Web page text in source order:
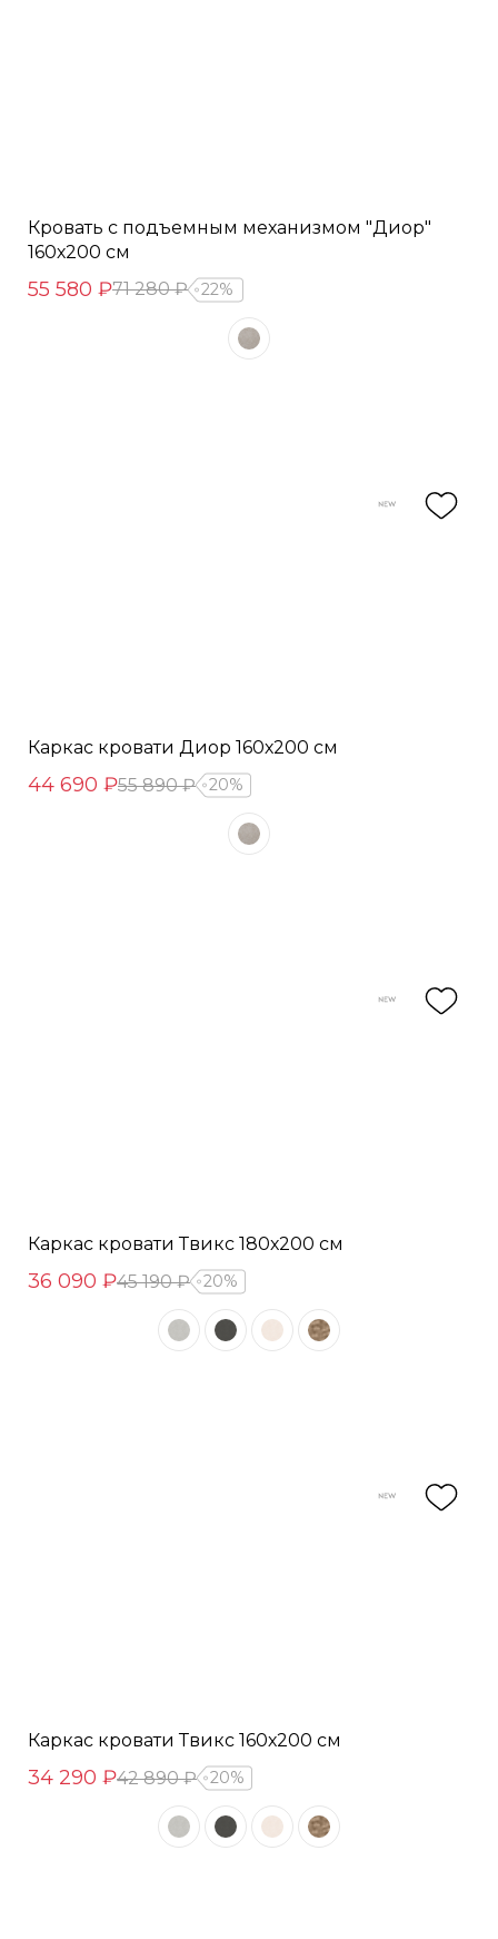
Кровать с подъемным механизмом "Диор"
160х200 см
55 580 ₽71 280 ₽ 22%
Каркас кровати Диор 160х200 см
44 690 ₽55 890 ₽ 20%
Каркас кровати Твикс 180х200 см
36 090 ₽45 190 ₽ 20%
Каркас кровати Твикс 160х200 см
34 290 ₽42 890 ₽ 20%